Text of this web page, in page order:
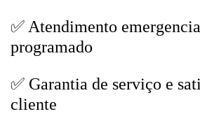
✅ Atendimento
programado
✅ Garantia de serviço e
cliente